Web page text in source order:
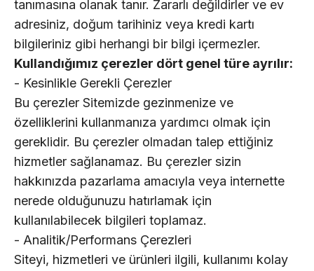
tanımasına olanak tanır. Zararlı değildirler ve ev
adresiniz, doğum tarihiniz veya kredi kartı
bilgileriniz gibi herhangi bir bilgi içermezler.
Kullandığımız çerezler dört genel türe ayrılır:
- Kesinlikle Gerekli Çerezler
Bu çerezler Sitemizde gezinmenize ve
özelliklerini kullanmanıza yardımcı olmak için
gereklidir. Bu çerezler olmadan talep ettiğiniz
hizmetler sağlanamaz. Bu çerezler sizin
hakkınızda pazarlama amacıyla veya internette
nerede olduğunuzu hatırlamak için
kullanılabilecek bilgileri toplamaz.
- Analitik/Performans Çerezleri
Siteyi, hizmetleri ve ürünleri ilgili, kullanımı kolay